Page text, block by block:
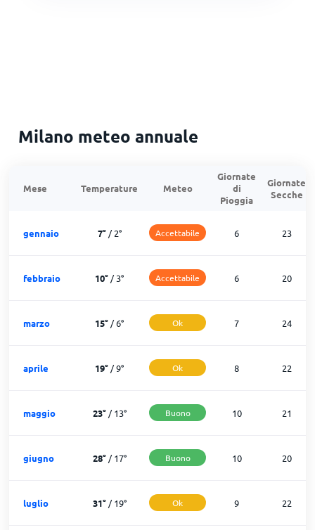
Milano meteo annuale
Mese Temperature Meteo
Giornate
di
Pioggia
Giornate
Secche
gennaio 7°/2° Accettabile 6 23
febbraio 10° /3° Accettabile 6 20
marzo 15° /6° Ok 7 24
aprile 19° /9° Ok 8 22
maggio 23°/13° Buono 10 21
giugno 28°/17° Buono 10 20
luglio 31°/19° Ok 9 22